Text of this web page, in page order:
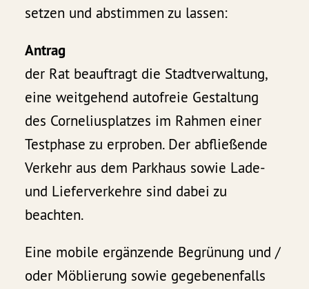
setzen und abstimmen zu lassen:
Antrag
der Rat beauftragt die Stadtverwaltung,
eine weitgehend autofreie Gestaltung
des Corneliusplatzes im Rahmen einer
Testphase zu erproben. Der abfließende
Verkehr aus dem Parkhaus sowie Lade-
und Lieferverkehre sind dabei zu
beachten.
Eine mobile ergänzende Begrünung und /
oder Möblierung sowie gegebenenfalls